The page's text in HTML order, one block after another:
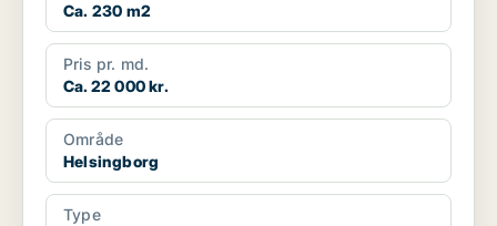
Ca. 230 m2
Pris pr. md.
Ca. 22 000 kr.
Område
Helsingborg
Type